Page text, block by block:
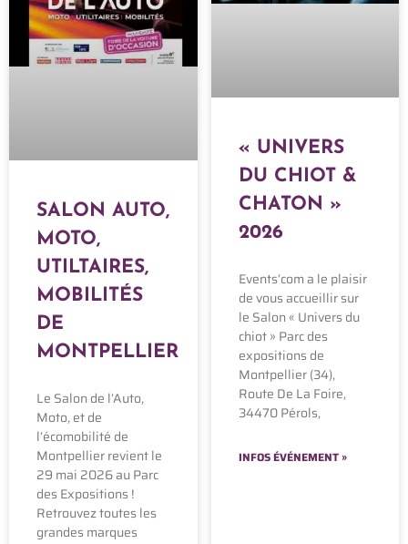
SALON AUTO,
MOTO,
UTILTAIRES,
MOBILITÉS
DE
MONTPELLIER
Le Salon de l’Auto,
Moto, et de
l’écomobilité de
Montpellier revient le
29 mai 2026 au Parc
des Expositions !
Retrouvez toutes les
grandes marques
« UNIVERS
DU CHIOT &
CHATON »
2026
Events’com a le plaisir
de vous accueillir sur
le Salon « Univers du
chiot » Parc des
expositions de
Montpellier (34),
Route De La Foire,
34470 Pérols,
INFOS ÉVÉNEMENT »